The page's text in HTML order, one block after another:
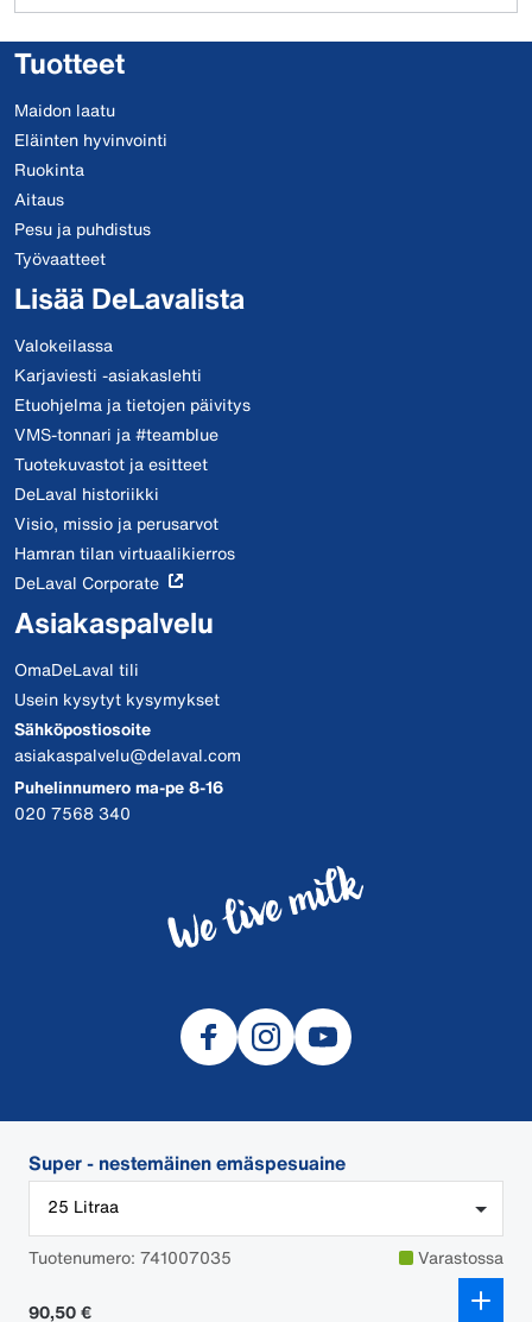
Super - nestemäinen emäspesuaine
25 Litraa
Tuotenumero: 741007035 Varastossa
90,50 €
Tuotteet
Maidon laatu
Eläinten hyvinvointi
Ruokinta
Aitaus
Pesu ja puhdistus
Työvaatteet
Lisää DeLavalista
Valokeilassa
Karjaviesti -asiakaslehti
Etuohjelma ja tietojen päivitys
VMS-tonnari ja #teamblue
Tuotekuvastot ja esitteet
DeLaval historiikki
Visio, missio ja perusarvot
Hamran tilan virtuaalikierros
DeLaval Corporate
Asiakaspalvelu
OmaDeLaval tili
Usein kysytyt kysymykset
Sähköpostiosoite
asiakaspalvelu@delaval.com
Puhelinnumero ma-pe 8-16
020 7568 340
© 2026 DeLaval
Tietosuojalauseke
Evästeet
Tilaus-, maksu- ja toimitusehdot